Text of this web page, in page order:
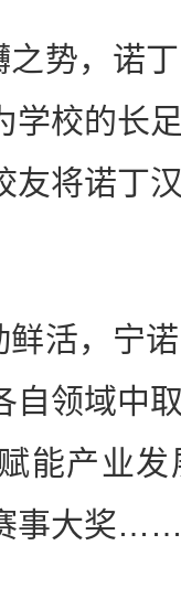
势，诺丁
学校的长
友将诺丁
活，宁诺
自领域中
能产业
事大奖